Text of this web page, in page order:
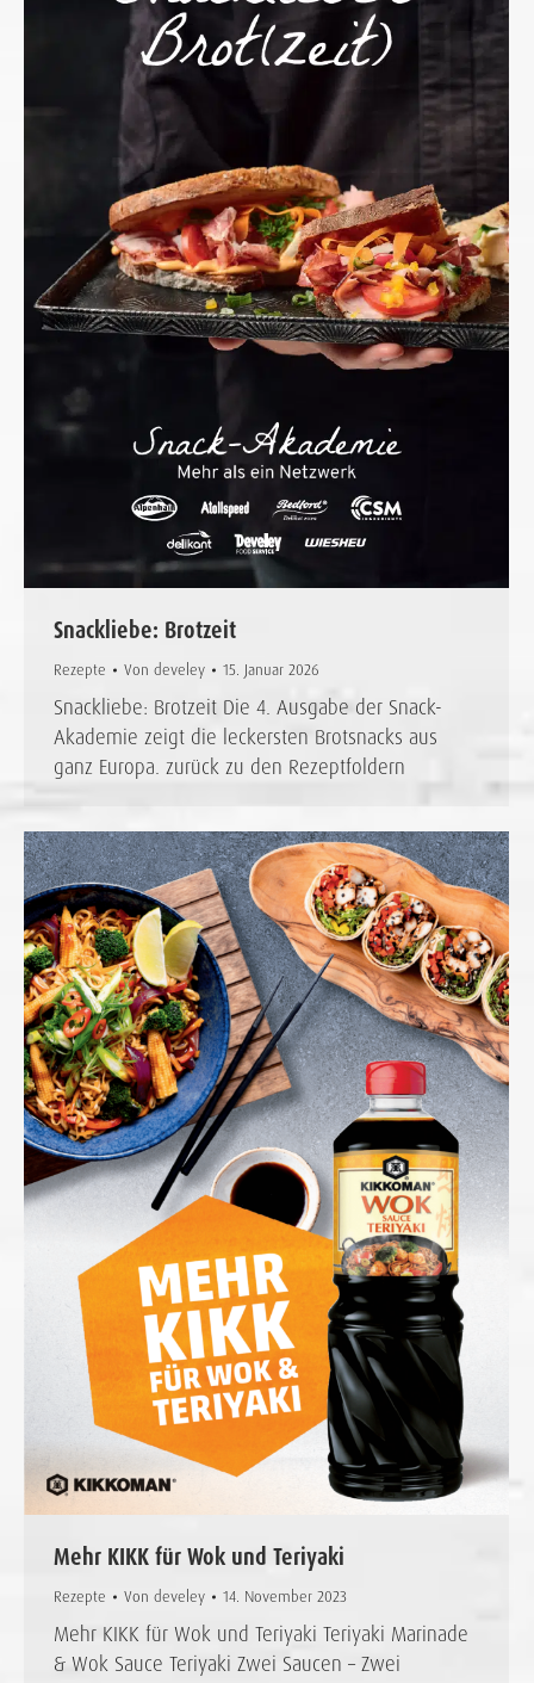
Snackliebe: Brotzeit
Rezepte Von develey 15. Januar 2026
Snackliebe: Brotzeit Die 4. Ausgabe der Snack-
Akademie zeigt die leckersten Brotsnacks aus
ganz Europa. zurück zu den Rezeptfoldern
Mehr KIKK für Wok und Teriyaki
Rezepte Von develey 14. November 2023
Mehr KIKK für Wok und Teriyaki Teriyaki Marinade
& Wok Sauce Teriyaki Zwei Saucen – Zwei